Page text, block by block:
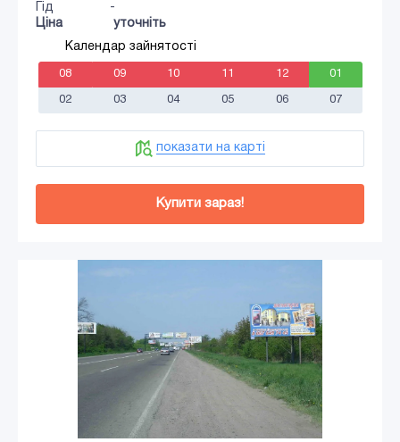
Гід
-
Ціна
уточніть
Календар зайнятості
08 09 10 11 12 01
02 03 04 05 06 07
показати на карті
Купити зараз!